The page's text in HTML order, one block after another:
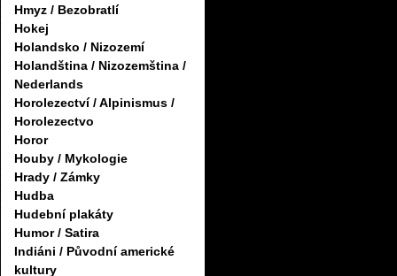
Hmyz / Bezobratlí
Hokej
Holandsko / Nizozemí
Holandština / Nizozemština /
Nederlands
Horolezectví / Alpinismus /
Horolezectvo
Horor
Houby / Mykologie
Hrady / Zámky
Hudba
Hudební plakáty
Humor / Satira
Indiáni / Původní americké
kultury